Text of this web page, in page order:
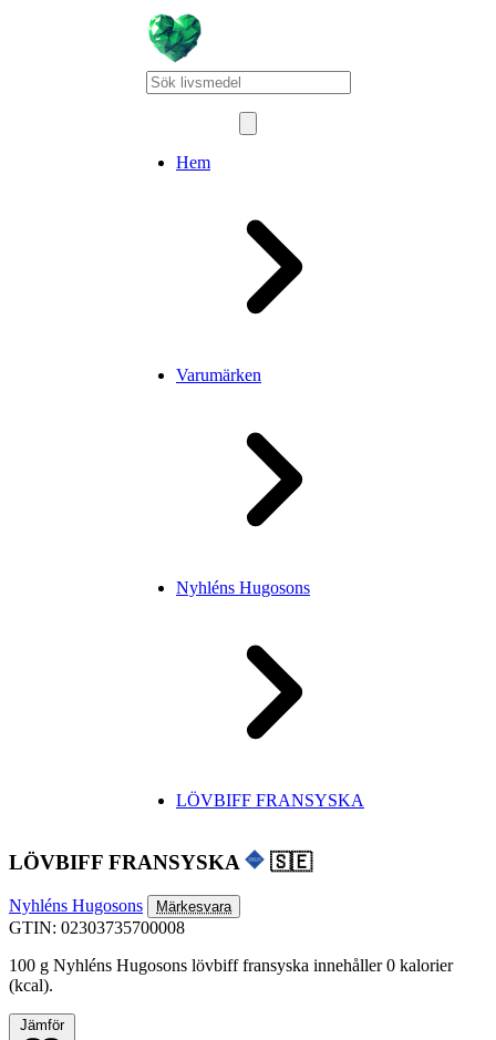
Hem
Varumärken
Nyhléns Hugosons
LÖVBIFF FRANSYSKA
LÖVBIFF FRANSYSKA 🇸🇪
Nyhléns Hugosons Märkesvara
GTIN: 02303735700008
100 g Nyhléns Hugosons lövbiff fransyska innehåller 0 kalorier
(kcal).
Jämför